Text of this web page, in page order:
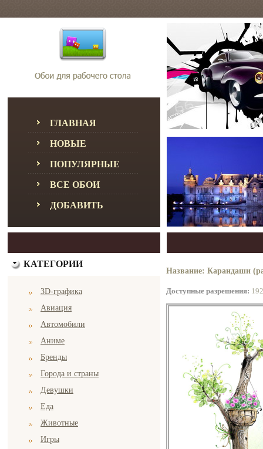
ГЛАВНАЯ
НОВЫЕ
ПОПУЛЯРНЫЕ
ВСЕ ОБОИ
ДОБАВИТЬ
КАТЕГОРИИ
3D-графика
Авиация
Автомобили
Аниме
Бренды
Города и страны
Девушки
Еда
Животные
Игры
Название: Карандаши
Доступные разрешения: